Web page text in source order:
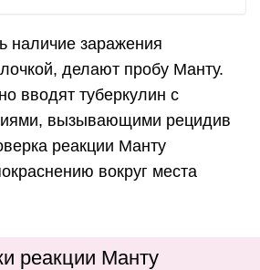
наличие заражения
делают пробу Манту.
вводят туберкулин с
вызывающими рецидив
реакции Манту
вокруг места
реакции Манту